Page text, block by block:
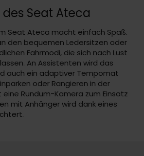
Seat Ateca
Seat Ateca macht einfach Spaß.
den bequemen Ledersitzen oder
Fahrmodi, die sich nach Lust
An Assistenten wird das
auch ein adaptiver Tempomat
oder Rangieren in der
Rundum-Kamera zum Einsatz
mit Anhänger wird dank eines